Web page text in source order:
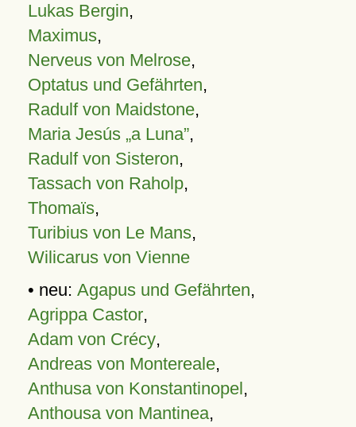
Lukas Bergin,
Maximus,
Nerveus von Melrose,
Optatus und Gefährten,
Radulf von Maidstone,
Maria Jesús „a Luna”,
Radulf von Sisteron,
Tassach von Raholp,
Thomaïs,
Turibius von Le Mans,
Wilicarus von Vienne
• neu: Agapus und Gefährten,
Agrippa Castor,
Adam von Crécy,
Andreas von Montereale,
Anthusa von Konstantinopel,
Anthousa von Mantinea,